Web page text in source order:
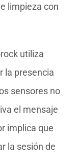
limpieza con
utiliza
la presencia
sensores no
el mensaje
implica que
la sesión de